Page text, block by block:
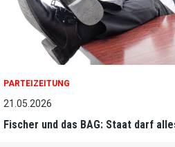
PARTEIZEITUNG
21.05.2026
Fischer und das BAG: Staat darf